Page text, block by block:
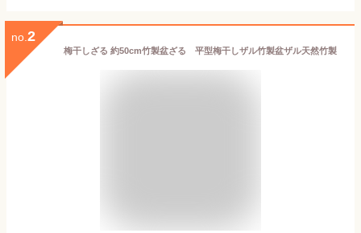
no. 2
梅干しざる 約50cm竹製盆ざる 平型梅干しザル竹製盆ザル天然竹製